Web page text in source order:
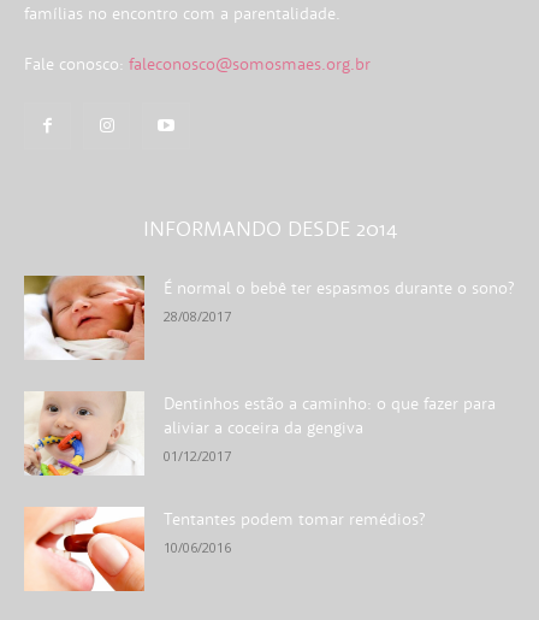
famílias no encontro com a parentalidade.
Fale conosco: faleconosco@somosmaes.org.br
INFORMANDO DESDE 2014
É normal o bebê ter espasmos durante o sono?
28/08/2017
Dentinhos estão a caminho: o que fazer para
aliviar a coceira da gengiva
01/12/2017
Tentantes podem tomar remédios?
10/06/2016